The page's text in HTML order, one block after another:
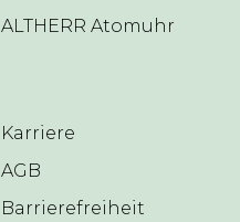
ALTHERR Atomuhr
Karriere
AGB
Barrierefreiheit